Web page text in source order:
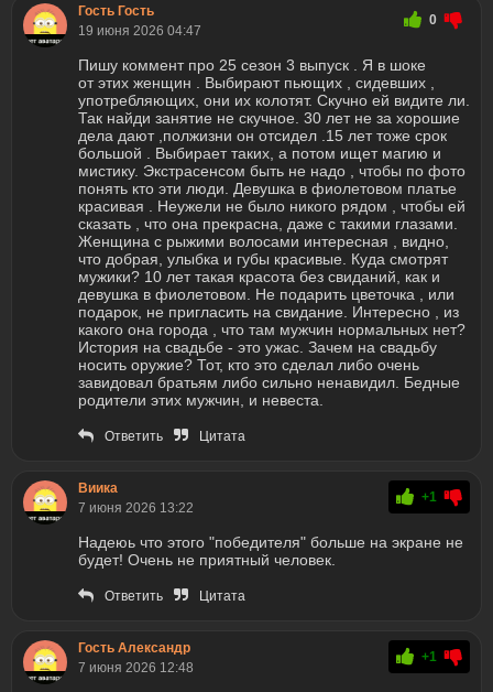
Гость Гость
19 июня 2026 04:47
0
Пишу коммент про 25 сезон 3 выпуск . Я в шоке
от этих женщин . Выбирают пьющих , сидевших ,
употребляющих, они их колотят. Скучно ей видите ли.
Так найди занятие не скучное. 30 лет не за хорошие
дела дают ,полжизни он отсидел .15 лет тоже срок
большой . Выбирает таких, а потом ищет магию и
мистику. Экстрасенсом быть не надо , чтобы по фото
понять кто эти люди. Девушка в фиолетовом платье
красивая . Неужели не было никого рядом , чтобы ей
сказать , что она прекрасна, даже с такими глазами.
Женщина с рыжими волосами интересная , видно,
что добрая, улыбка и губы красивые. Куда смотрят
мужики? 10 лет такая красота без свиданий, как и
девушка в фиолетовом. Не подарить цветочка , или
подарок, не пригласить на свидание. Интересно , из
какого она города , что там мужчин нормальных нет?
История на свадьбе - это ужас. Зачем на свадьбу
носить оружие? Тот, кто это сделал либо очень
завидовал братьям либо сильно ненавидил. Бедные
родители этих мужчин, и невеста.
Ответить Цитата
Виика
7 июня 2026 13:22
+1
Надеюь что этого "победителя" больше на экране не
будет! Очень не приятный человек.
Ответить Цитата
Гость Александр
7 июня 2026 12:48
+1